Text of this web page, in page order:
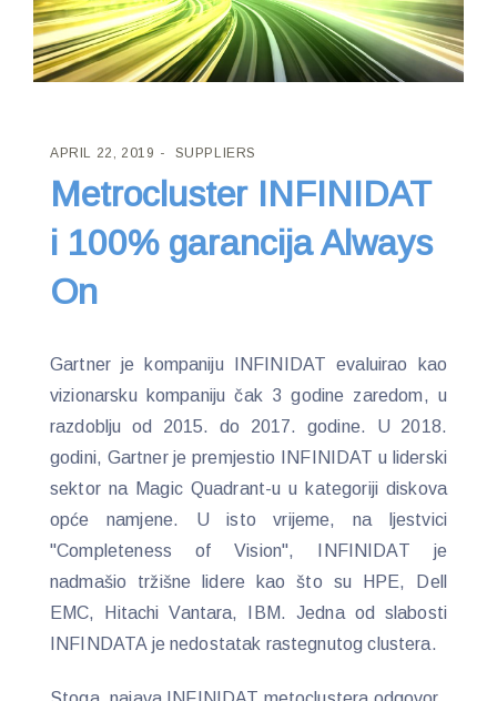
APRIL 22, 2019 SUPPLIERS
Metrocluster INFINIDAT
i 100% garancija Always
On
Gartner je kompaniju INFINIDAT evaluirao kao
vizionarsku kompaniju čak 3 godine zaredom, u
razdoblju od 2015. do 2017. godine. U 2018.
godini, Gartner je premjestio INFINIDAT u liderski
sektor na Magic Quadrant-u u kategoriji diskova
opće namjene. U isto vrijeme, na ljestvici
"Completeness of Vision", INFINIDAT je
nadmašio tržišne lidere kao što su HPE, Dell
EMC, Hitachi Vantara, IBM. Jedna od slabosti
INFINDATA je nedostatak rastegnutog clustera.